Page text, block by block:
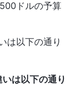
ドルの予算
は以下の通り
は以下の通り